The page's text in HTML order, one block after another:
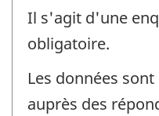
Il s'agit d'une
obligatoire.
Les données
auprès des